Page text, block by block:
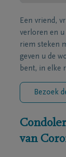
Een vriend,
verloren en u
riem steken
geven u de
bent, in elke
Bezoek
van